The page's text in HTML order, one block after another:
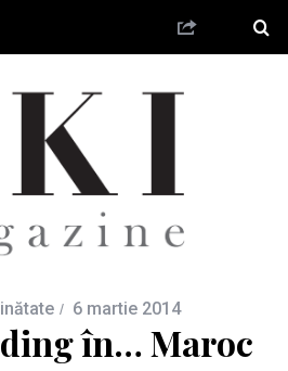
6 martie 2014
în… Maroc